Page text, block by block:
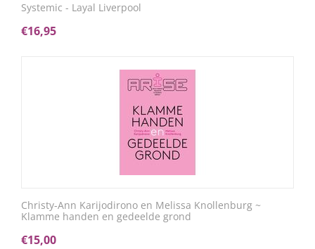
Systemic - Layal Liverpool
€16,95
Christy-Ann Karijodirono en Melissa Knollenburg ~
Klamme handen en gedeelde grond
€15,00